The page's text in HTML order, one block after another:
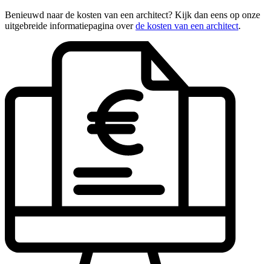
Benieuwd naar de kosten van een architect? Kijk dan eens op onze
uitgebreide informatiepagina overde kosten van een architect.